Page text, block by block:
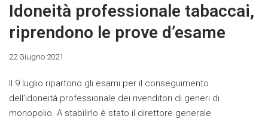
Idoneità professionale tabaccai,
riprendono le prove d’esame
22 Giugno 2021
Il 9 luglio ripartono gli esami per il conseguimento
dell’idoneità professionale dei rivenditori di generi di
monopolio. A stabilirlo è stato il direttore generale